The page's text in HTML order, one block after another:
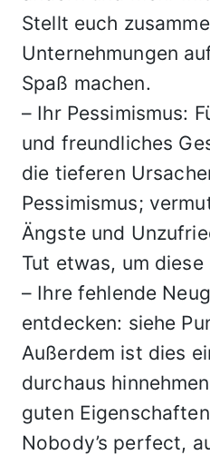
Stellt euch
Unternehmungen
Spaß machen.
– Ihr Pessimismus:
und freundliches
die tieferen
Pessimismus;
Ängste und
Tut etwas, um diese
– Ihre fehlende
entdecken: siehe
Außerdem ist dies
durchaus
guten
Nobody’s perfect,